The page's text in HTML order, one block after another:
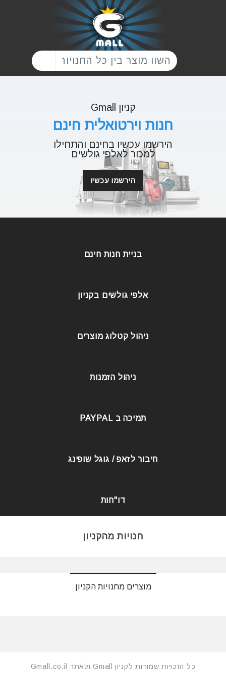
קניון Gmall
חנות וירטואלית חינם
הירשמו עכשיו בחינם והתחילו
למכור לאלפי גולשים
הירשמו עכשיו
בניית חנות חינם
אלפי גולשים בקניון
ניהול קטלוג מוצרים
ניהול הזמנות
תמיכה ב PAYPAL
חיבור לזאפ / גוגל שופינג
דו"חות
חנויות מהקניון
מוצרים מחנויות הקניון
כל הזכויות שמורות לקניון Gmall ולאתר Gmall.co.il